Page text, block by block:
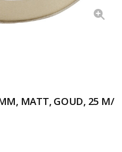
MATT, GOUD, 25 M/